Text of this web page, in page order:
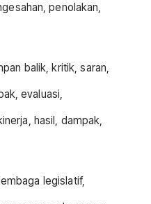
penolakan,
balik, kritik, saran,
evaluasi,
hasil, dampak,
legislatif,